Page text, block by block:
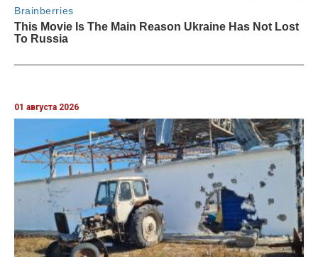
01 августа 2026